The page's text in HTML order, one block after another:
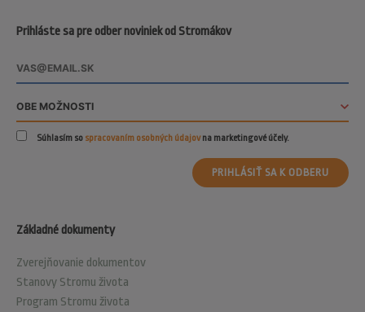
Základné dokumenty
Zverejňovanie dokumentov
Stanovy Stromu života
Program Stromu života
Prihláste sa pre odber noviniek od Stromákov
Súhlasím so spracovaním osobných údajovna marketingové účely.
PRIHLÁSIŤ SA K ODBERU